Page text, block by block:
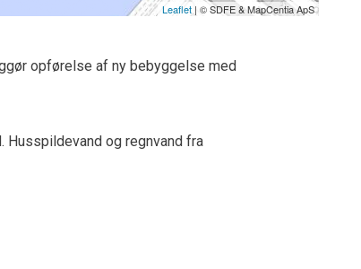
Leaflet | © SDFE & MapCentia ApS
opførelse af ny bebyggelse med
og regnvand fra